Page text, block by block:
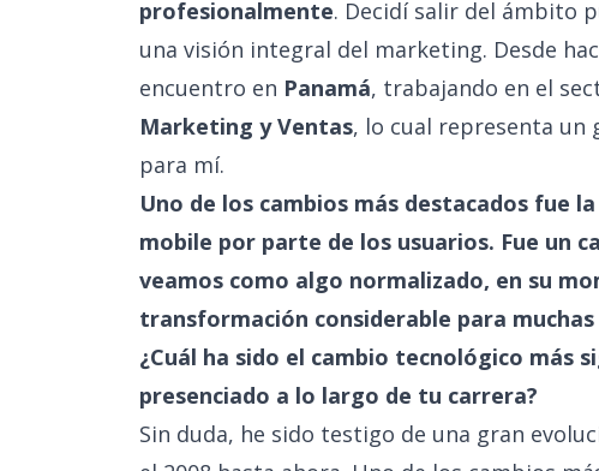
profesionalmente. Decidí salir del ámbito
una visión integral del marketing. Desde
encuentro en Panamá, trabajando en el
Marketing y Ventas, lo cual representa un
para mí.
Uno de los cambios más destacados fue
mobile por parte de los usuarios. Fue un
veamos como algo normalizado, en su
transformación considerable para muchas
¿Cuál ha sido el cambio tecnológico más
presenciado a lo largo de tu carrera?
Sin duda, he sido testigo de una gran